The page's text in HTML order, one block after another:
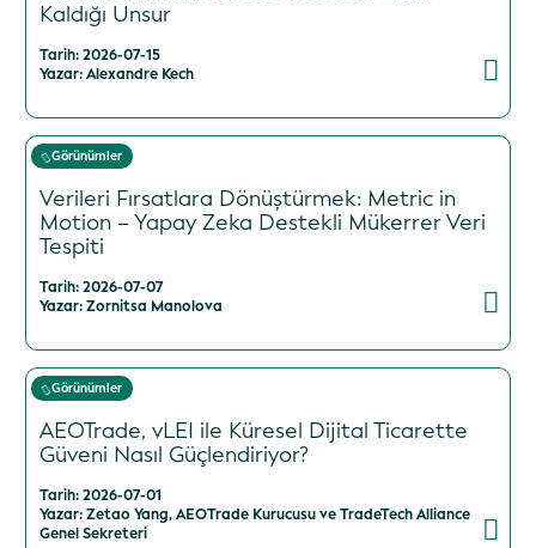
Kaldığı Unsur
Tarih: 2026-07-15
Yazar: Alexandre Kech
Görünümler
Verileri Fırsatlara Dönüştürmek: Metric in
Motion – Yapay Zeka Destekli Mükerrer Veri
Tespiti
Tarih: 2026-07-07
Yazar: Zornitsa Manolova
Görünümler
AEOTrade, vLEI ile Küresel Dijital Ticarette
Güveni Nasıl Güçlendiriyor?
Tarih: 2026-07-01
Yazar: Zetao Yang, AEOTrade Kurucusu ve TradeTech Alliance
Genel Sekreteri